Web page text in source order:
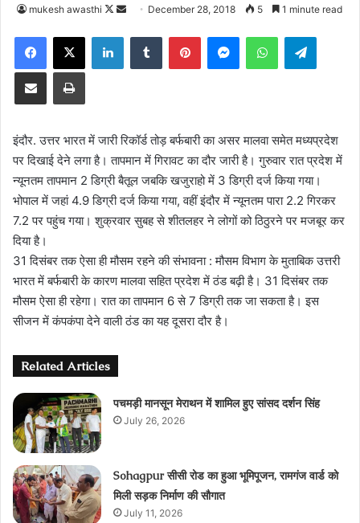
mukesh awasthi
Follow
Send
email
December 28, 2018 5 1 minute read
Facebook
X LinkedInTumblr PinterestMessengerWhatsApp
Share via Email Print
इंदौर. उत्तर भारत में जारी रिकॉर्ड तोड़ बर्फबारी का असर मालवा समेत मध्यप्रदेश
पर दिखाई देने लगा है। तापमान में गिरावट का दौर जारी है। गुरुवार रात प्रदेश में
न्यूनतम तापमान 2 डिग्री बैतूल जबकि खजुराहो में 3 डिग्री दर्ज किया गया।
भोपाल में जहां 4.9 डिग्री दर्ज किया गया, वहीं इंदौर में न्यूनतम पारा 2.2 गिरकर
7.2 पर पहुंच गया। शुक्रवार सुबह से शीतलहर ने लोगों को ठिठुरने पर मजबूर कर
दिया है।
31 दिसंबर तक ऐसा ही मौसम रहने की संभावना : मौसम विभाग के मुताबिक उत्तरी
भारत में बर्फबारी के कारण मालवा सहित प्रदेश में ठंड बढ़ी है। 31 दिसंबर तक
मौसम ऐसा ही रहेगा। रात का तापमान 6 से 7 डिग्री तक जा सकता है। इस
सीजन में कंपकंपा देने वाली ठंड का यह दूसरा दौर है।
Related Articles
पचमड़ी मानसून मेराथन में शामिल हुए सांसद दर्शन सिंह
July 26, 2026
Sohagpur सीसी रोड का हुआ भूमिपूजन, रामगंज वार्ड को
मिली सड़क निर्माण की सौगात
July 11, 2026